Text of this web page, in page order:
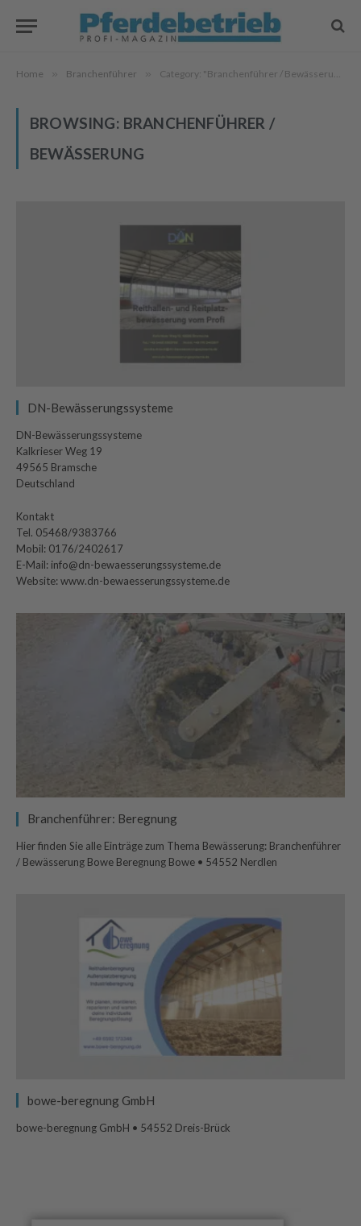
Home » Branchenführer » Category: "Branchenführer / Bewässerung"
BROWSING: BRANCHENFÜHRER /
BEWÄSSERUNG
DN-Bewässerungssysteme
DN-Bewässerungssysteme
Kalkrieser Weg 19
49565 Bramsche
Deutschland
Kontakt
Tel. 05468/9383766
Mobil: 0176/2402617
E-Mail: info@dn-bewaesserungssysteme.de
Website: www.dn-bewaesserungssysteme.de
Branchenführer: Beregnung
Hier finden Sie alle Einträge zum Thema Bewässerung: Branchenführer
/ Bewässerung Bowe Beregnung Bowe • 54552 Nerdlen
bowe-beregnung GmbH
bowe-beregnung GmbH • 54552 Dreis-Brück